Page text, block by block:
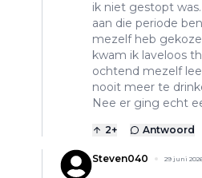
ik niet gestopt
aan die periode
mezelf heb
kwam ik laveloos
ochtend mezelf
nooit meer te
Nee er ging echt
2+ Antwoord
Steven040 29 juni